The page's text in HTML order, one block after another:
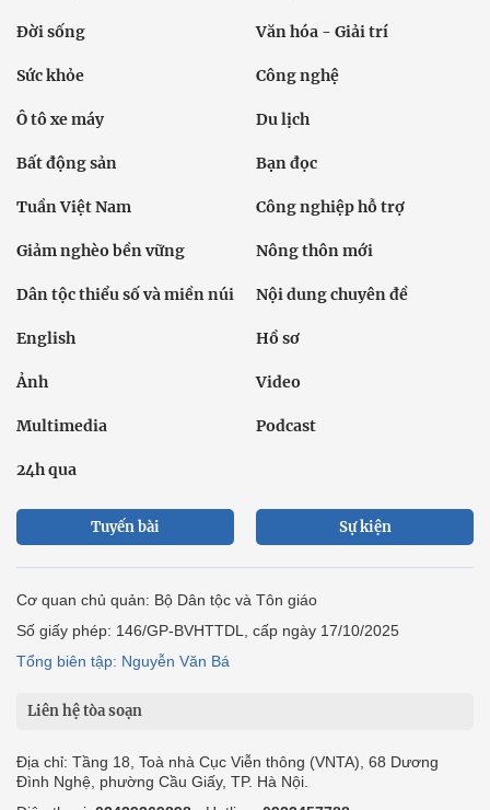
Đời sống Văn hóa - Giải trí
Sức khỏe Công nghệ
Ô tô xe máy Du lịch
Bất động sản Bạn đọc
Tuần Việt Nam Công nghiệp hỗ trợ
Giảm nghèo bền vững Nông thôn mới
Dân tộc thiểu số và miền núi Nội dung chuyên đề
English Hồ sơ
Ảnh Video
Multimedia Podcast
24h qua
Tuyến bài Sự kiện
Cơ quan chủ quản: Bộ Dân tộc và Tôn giáo
Số giấy phép: 146/GP-BVHTTDL, cấp ngày 17/10/2025
Tổng biên tập: Nguyễn Văn Bá
Liên hệ tòa soạn
Địa chỉ: Tầng 18, Toà nhà Cục Viễn thông (VNTA), 68 Dương
Đình Nghệ, phường Cầu Giấy, TP. Hà Nội.